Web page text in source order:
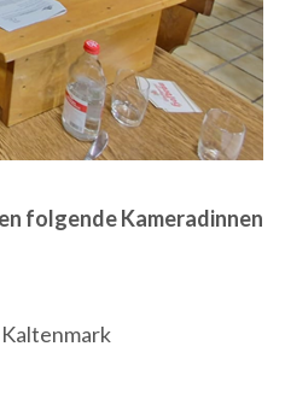
folgende Kameradinnen